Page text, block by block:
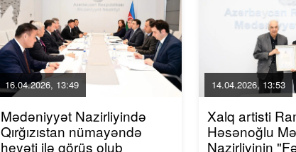
16.04.2026, 13:49
Mədəniyyət Nazirliyində
Qırğızıstan nümayəndə
heyəti ilə görüş olub
14.04.2026, 13:53
Xalq artisti
Həsənoğlu
Nazirliyinin